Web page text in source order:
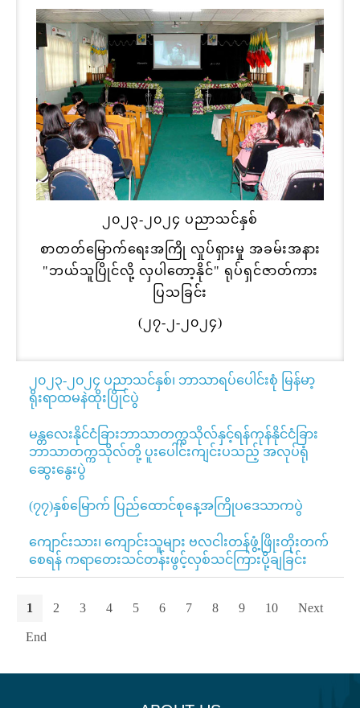
၂၀၂၃-၂၀၂၄ ပညာသင်နှစ်
စာတတ်မြောက်ရေးအကြို လှုပ်ရှားမှု အခမ်းအနား
"ဘယ်သူပြိုင်လို့ လှပါတော့နိုင်" ရုပ်ရှင်ဇာတ်ကား
ပြသခြင်း
(၂၇-၂-၂၀၂၄)
၂၀၂၃-၂၀၂၄ ပညာသင်နှစ်၊ ဘာသာရပ်ပေါင်းစုံ မြန်မာ့
ရိုးရာထမနဲထိုးပြိုင်ပွဲ
မန္တလေးနိုင်ငံခြားဘာသာတက္ကသိုလ်နှင့်ရန်ကုန်နိုင်ငံခြား
ဘာသာတက္ကသိုလ်တို့ ပူးပေါင်းကျင်းပသည့် အလုပ်ရုံ
ဆွေးနွေးပွဲ
(၇၇)နှစ်မြောက် ပြည်ထောင်စုနေ့အကြိုပဒေသာကပွဲ
ကျောင်းသား၊ ကျောင်းသူများ ဗလငါးတန်ဖွံ့ဖြိုးတိုးတက်
စေရန် ကရာတေးသင်တန်းဖွင့်လှစ်သင်ကြားပို့ချခြင်း
1 2 3 4 5 6 7 8 9 10 Next
End